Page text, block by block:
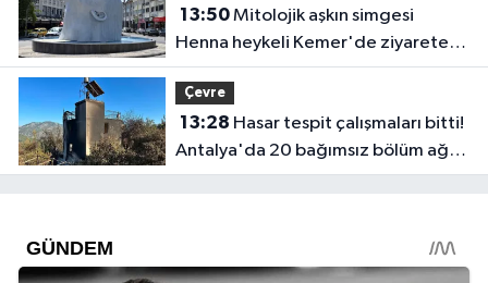
13:50Mitolojik aşkın simgesi
Henna heykeli Kemer'de ziyarete
açıldı
Çevre
13:28
Antalya'da 20 bağımsız bölüm ağır
hasar gördü